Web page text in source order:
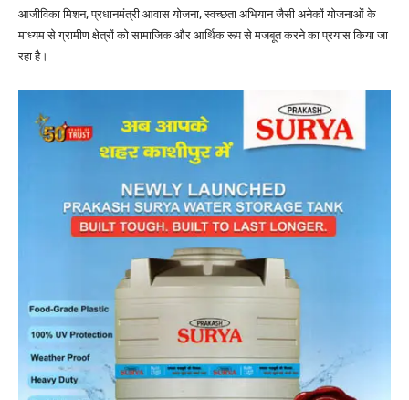
आजीविका मिशन, प्रधानमंत्री आवास योजना, स्वच्छता अभियान जैसी अनेकों योजनाओं के
माध्यम से ग्रामीण क्षेत्रों को सामाजिक और आर्थिक रूप से मजबूत करने का प्रयास किया जा
रहा है।